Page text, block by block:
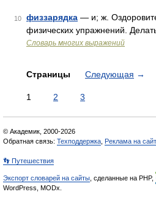
10 физзарядка — и; ж.
физических упражнений.
Словарь многих выражений
Страницы Следующая →
1 2 3
© Академик, 2000-2026
Обратная связь: Техподдержка Реклама на
👣 Путешествия
Экспорт словарей на сайты , сделанные на PHP,
WordPress, MODx.